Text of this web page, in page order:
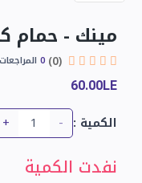
مينك - حمام
(0)
0 المراجعات
60.00LE
الكمية : -
+
نفدت الكمية